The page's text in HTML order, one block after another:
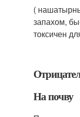
(
запахом,
токсичен
На почву